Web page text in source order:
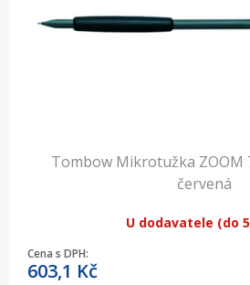
Tombow Mikrotužka ZOOM
červená
U dodavatele (do
Cena s DPH:
603,1 Kč